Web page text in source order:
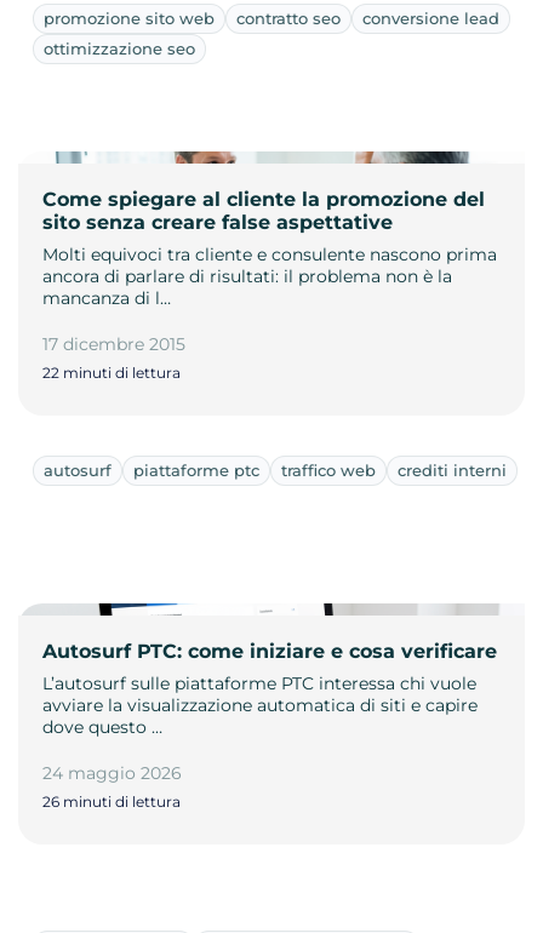
promozione sito web contratto seo
conversione lead
ottimizzazione seo
Come spiegare al cliente la promozione del
sito senza creare false aspettative
Molti equivoci tra cliente e consulente nascono prima
ancora di parlare di risultati: il problema non è la
mancanza di l…
17 dicembre 2015
22 minuti di lettura
autosurf piattaforme ptc traffico web crediti interni
Autosurf PTC: come iniziare e cosa verificare
L’autosurf sulle piattaforme PTC interessa chi vuole
avviare la visualizzazione automatica di siti e capire
dove questo …
24 maggio 2026
26 minuti di lettura